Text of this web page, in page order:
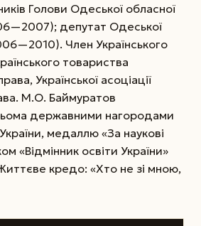
Голови Одеської обласної
депутат Одеської
Член Українського
товариства
Української асоціації
М.О. Баймуратов
державними нагородами
медаллю «За наукові
«Відмінник освіти України»
кредо: «Хто не зі мною,